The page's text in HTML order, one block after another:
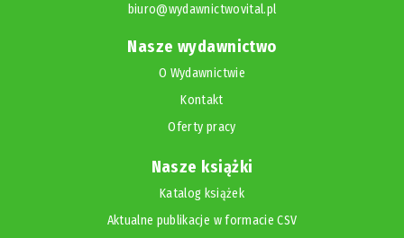
biuro@wydawnictwovital.pl
Nasze wydawnictwo
O Wydawnictwie
Kontakt
Oferty pracy
Nasze książki
Katalog książek
Aktualne publikacje w formacie CSV